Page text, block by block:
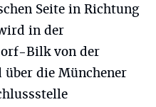
Seite in Richtung
in der
Bilk von der
über die Münchener